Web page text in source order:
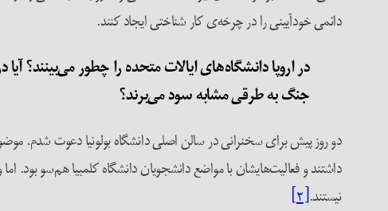
دائمی خودآیینی را در چرخه‌ی کار شناختی ایجاد کنند.
در اروپا دانشگاههای ایالات متحده را چطور میبینند؟
جنگ به طرقی مشابه سود می‌برند؟
دو روز پیش برای سخنرانی در سالن اصلی دانشگاه بولونیا دعوت شدم.
داشتند و فعالیت‌هایشان با مواضع دانشجویان دانشگاه کلمبیا هم‌سو بود.
نیستند.[۲]